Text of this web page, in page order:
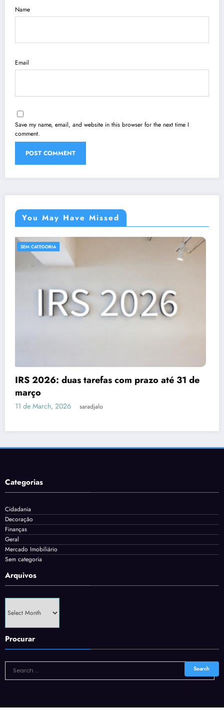
Name
Email
Save my name, email, and website in this browser for the next time I
comment.
You May Have Missed
de
Despesas dedutíveis em IRS: tudo o
3 de March, 2026
Categorias
Cidadania
Decoração
Finanças
Geral
Mercado Imobiliário
Sem categoria
Arquivos
Arquivos
Procurar